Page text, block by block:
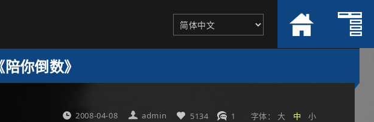
你倒数》
字体： 大 中 小
5134 1
admin
2008-04-08